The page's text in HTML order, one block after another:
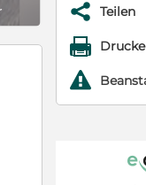
 Teilen

r